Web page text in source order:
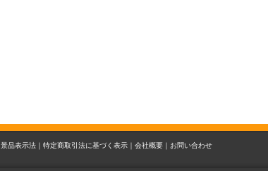
景品表示法｜ 特定商取引法に基づく表示｜ 会社概要｜ お問い合わせ